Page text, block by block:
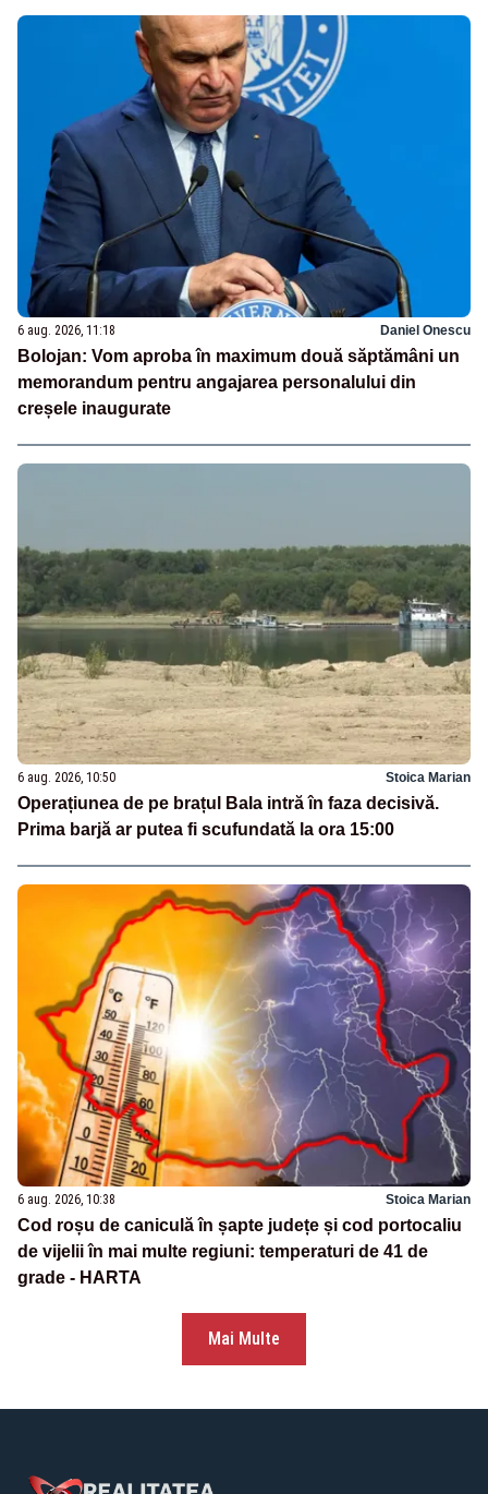
6 aug. 2026, 11:18 Daniel Onescu
Bolojan: Vom aproba în maximum două săptămâni un
memorandum pentru angajarea personalului din
creșele inaugurate
6 aug. 2026, 10:50 Stoica Marian
Operațiunea de pe brațul Bala intră în faza decisivă.
Prima barjă ar putea fi scufundată la ora 15:00
6 aug. 2026, 10:38 Stoica Marian
Cod roșu de caniculă în șapte județe și cod portocaliu
de vijelii în mai multe regiuni: temperaturi de 41 de
grade - HARTA
Mai Multe